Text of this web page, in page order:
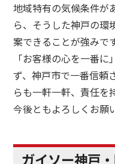
地域特有の気候条件が
ら、そうした神戸の環
案できることが強みです
「お客様の心を一番
ず、神戸市で一番信頼
らも一軒一軒、責任を
今後ともよろしくお願
ガイソー神戸